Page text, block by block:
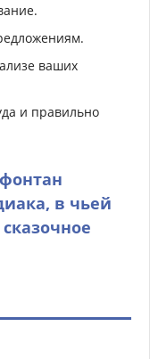
ваших
и правильно
в чьей